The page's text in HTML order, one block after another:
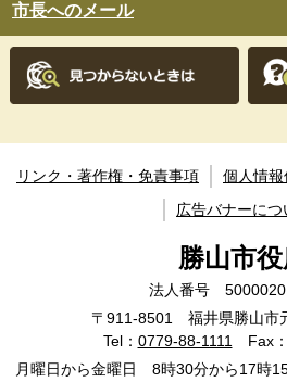
市長へのメール
リンク・著作権・免責事項 個人情報
広告バナーにつ
勝山市
法人番号
〒911-8501 福井県勝山市
Tel： 0779-88-1111
Fax
月曜日から金曜日 8時30分から17時